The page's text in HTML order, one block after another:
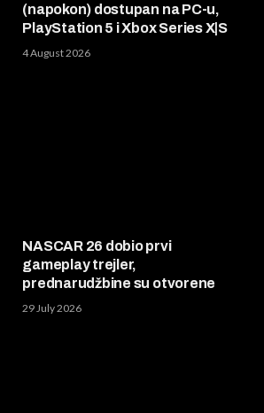
(napokon) dostupan na PC-u,
PlayStation 5 i Xbox Series X|S
4 August 2026
NASCAR 26 dobio prvi
gameplay trejler,
prednarudžbine su otvorene
29 July 2026